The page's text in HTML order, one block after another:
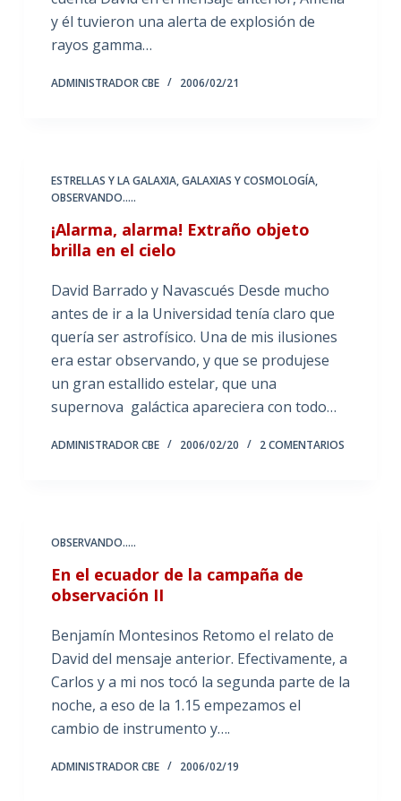
y él tuvieron una alerta de explosión de
rayos gamma…
ADMINISTRADOR CBE 2006/02/21
ESTRELLAS Y LA GALAXIA,GALAXIAS Y COSMOLOGÍA,
OBSERVANDO.....
¡Alarma, alarma! Extraño objeto
brilla en el cielo
David Barrado y Navascués Desde mucho
antes de ir a la Universidad tenía claro que
quería ser astrofísico. Una de mis ilusiones
era estar observando, y que se produjese
un gran estallido estelar, que una
supernova galáctica apareciera con todo…
ADMINISTRADOR CBE 2006/02/20 2 COMENTARIOS
OBSERVANDO.....
En el ecuador de la campaña de
observación II
Benjamín Montesinos Retomo el relato de
David del mensaje anterior. Efectivamente, a
Carlos y a mi nos tocó la segunda parte de la
noche, a eso de la 1.15 empezamos el
cambio de instrumento y….
ADMINISTRADOR CBE 2006/02/19